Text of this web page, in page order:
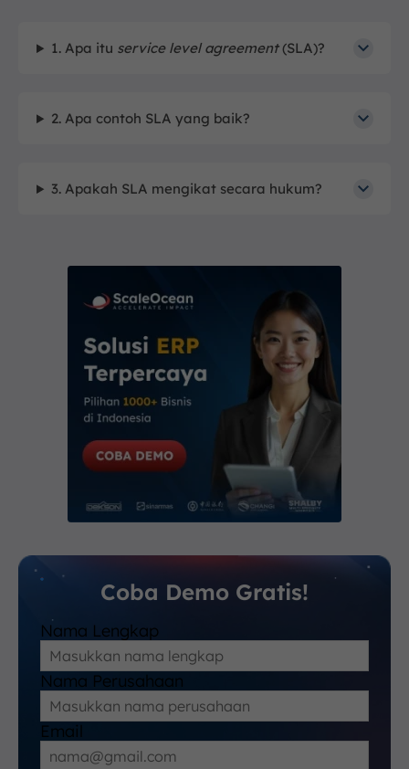
1. Apa itu service level agreement(SLA)?
2. Apa contoh SLA yang baik?
3. Apakah SLA mengikat secara hukum?
Coba Demo Gratis!
Nama Lengkap
Nama Perusahaan
Email